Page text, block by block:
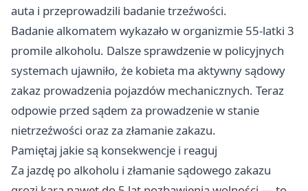
auta i przeprowadzili badanie trzeźwości.
Badanie alkomatem wykazało w organizmie 55-latki 3
promile alkoholu. Dalsze sprawdzenie w policyjnych
systemach ujawniło, że kobieta ma aktywny sądowy
zakaz prowadzenia pojazdów mechanicznych. Teraz
odpowie przed sądem za prowadzenie w stanie
nietrzeźwości oraz za złamanie zakazu.
Pamiętaj jakie są konsekwencje i reaguj
Za jazdę po alkoholu i złamanie sądowego zakazu